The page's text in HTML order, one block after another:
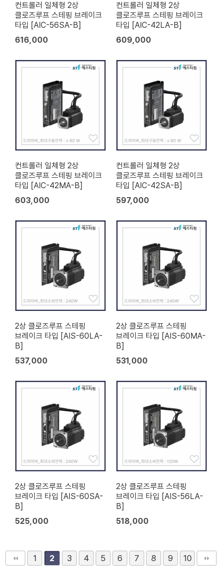
컨트롤러 일체형 2상
클로즈루프 스테핑 브레이크
타입 [AIC-56SA-B]
616,000
컨트롤러 일체형 2상
클로즈루프 스테핑 브레이크
타입 [AIC-42LA-B]
609,000
컨트롤러 일체형 2상
클로즈루프 스테핑 브레이크
타입 [AIC-42MA-B]
603,000
컨트롤러 일체형 2상
클로즈루프 스테핑 브레이크
타입 [AIC-42SA-B]
597,000
2상 클로즈루프 스테핑
브레이크 타입 [AIS-60LA-
B]
537,000
2상 클로즈루프 스테핑
브레이크 타입 [AIS-60MA-
B]
531,000
2상 클로즈루프 스테핑
브레이크 타입 [AIS-60SA-
B]
525,000
2상 클로즈루프 스테핑
브레이크 타입 [AIS-56LA-
B]
518,000
1 2 3 4 5 6 7 8 9 10